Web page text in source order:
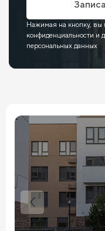
Нажимая на кнопку, вы
конфиденциальности и
персональных данных